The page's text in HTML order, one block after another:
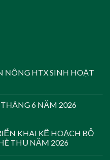
NÔNG HTX SINH HOẠT
6 NĂM 2026
KHAI KẾ HOẠCH BỎ
THU NĂM 2026